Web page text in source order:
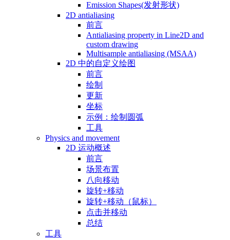
Emission Shapes(发射形状)
2D antialiasing
前言
Antialiasing property in Line2D and
custom drawing
Multisample antialiasing (MSAA)
2D 中的自定义绘图
前言
绘制
更新
坐标
示例：绘制圆弧
工具
Physics and movement
2D 运动概述
前言
场景布置
八向移动
旋转+移动
旋转+移动（鼠标）
点击并移动
总结
工具